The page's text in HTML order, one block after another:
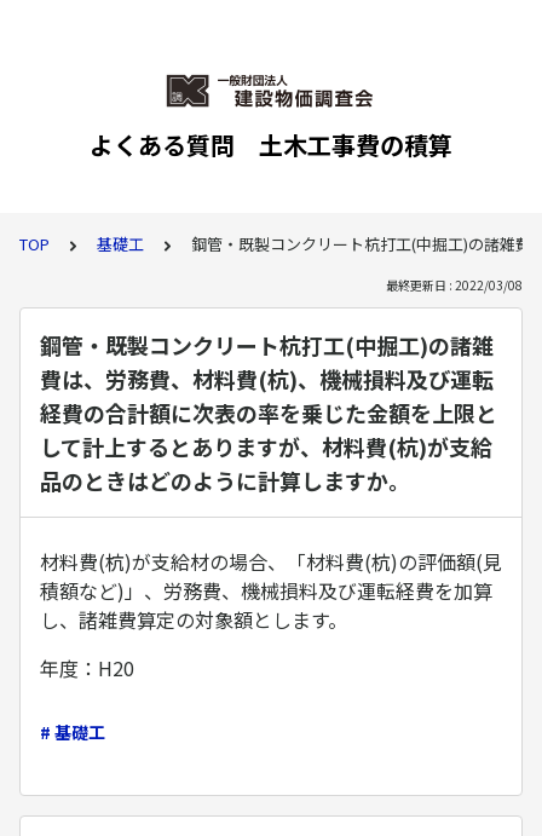
よくある質問 土木工事費の積算
TOP 基礎工 鋼管・既製コンクリート杭打工(中掘工)の諸雑
最終更新日 : 2022/03/08
鋼管・既製コンクリート杭打工(中掘工)の諸雑
費は、労務費、材料費(杭)、機械損料及び運転
経費の合計額に次表の率を乗じた金額を上限と
して計上するとありますが、材料費(杭)が支給
品のときはどのように計算しますか。
材料費(杭)が支給材の場合、「材料費(杭)の評価額(見
積額など)」、労務費、機械損料及び運転経費を加算
し、諸雑費算定の対象額とします。
年度：H20
# 基礎工